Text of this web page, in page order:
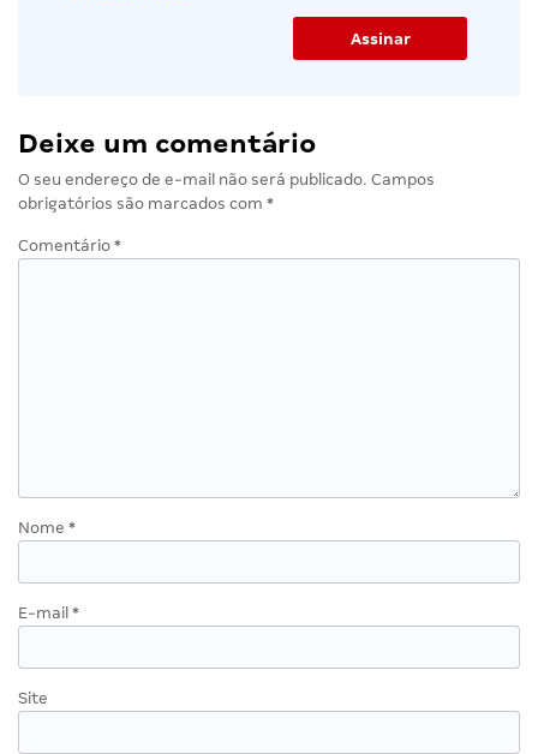
Deixe um comentário
O seu endereço de e-mail não será publicado. Campos
obrigatórios são marcados com *
Comentário *
Nome *
E-mail *
Site